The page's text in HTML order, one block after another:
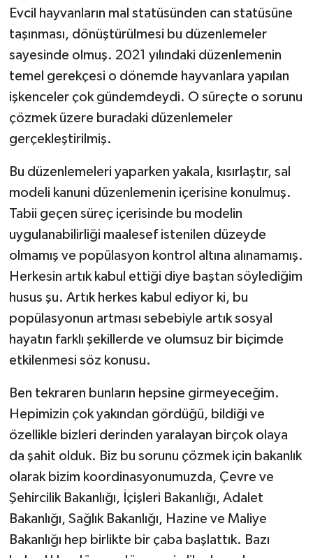
Evcil hayvanların mal statüsünden can statüsüne
taşınması, dönüştürülmesi bu düzenlemeler
sayesinde olmuş. 2021 yılındaki düzenlemenin
temel gerekçesi o dönemde hayvanlara yapılan
işkenceler çok gündemdeydi. O süreçte o sorunu
çözmek üzere buradaki düzenlemeler
gerçekleştirilmiş.
Bu düzenlemeleri yaparken yakala, kısırlaştır, sal
modeli kanuni düzenlemenin içerisine konulmuş.
Tabii geçen süreç içerisinde bu modelin
uygulanabilirliği maalesef istenilen düzeyde
olmamış ve popülasyon kontrol altına alınamamış.
Herkesin artık kabul ettiği diye baştan söylediğim
husus şu. Artık herkes kabul ediyor ki, bu
popülasyonun artması sebebiyle artık sosyal
hayatın farklı şekillerde ve olumsuz bir biçimde
etkilenmesi söz konusu.
Ben tekraren bunların hepsine girmeyeceğim.
Hepimizin çok yakından gördüğü, bildiği ve
özellikle bizleri derinden yaralayan birçok olaya
da şahit olduk. Biz bu sorunu çözmek için bakanlık
olarak bizim koordinasyonumuzda, Çevre ve
Şehircilik Bakanlığı, İçişleri Bakanlığı, Adalet
Bakanlığı, Sağlık Bakanlığı, Hazine ve Maliye
Bakanlığı hep birlikte bir çaba başlattık. Bazı